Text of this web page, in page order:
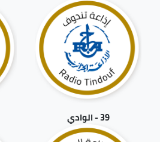
39 - الوادي